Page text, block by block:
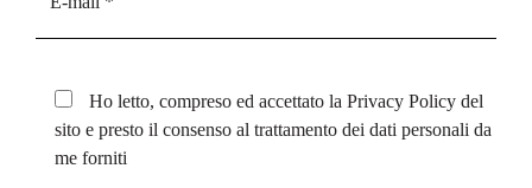
Ho letto, compreso ed accettato la Privacy Policy del
sito e presto il consenso al trattamento dei dati personali da
me forniti